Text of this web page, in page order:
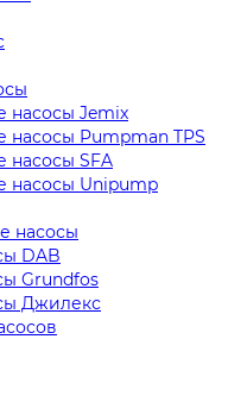
насосы Jemix
насосы Pumpman TPS
насосы SFA
насосы Unipump
насосы
DAB
Grundfos
Джилекс